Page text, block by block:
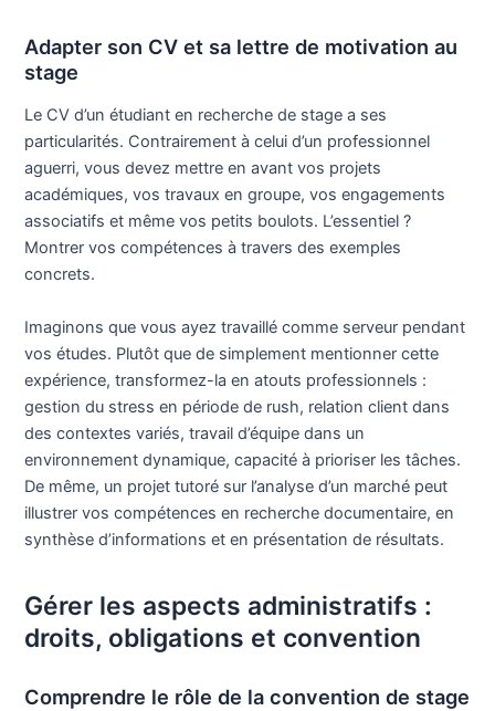
Adapter son CV et sa lettre de motivation au
stage
Le CV d’un étudiant en recherche de stage a ses
particularités. Contrairement à celui d’un professionnel
aguerri, vous devez mettre en avant vos projets
académiques, vos travaux en groupe, vos engagements
associatifs et même vos petits boulots. L’essentiel ?
Montrer vos compétences à travers des exemples
concrets.
Imaginons que vous ayez travaillé comme serveur pendant
vos études. Plutôt que de simplement mentionner cette
expérience, transformez-la en atouts professionnels :
gestion du stress en période de rush, relation client dans
des contextes variés, travail d’équipe dans un
environnement dynamique, capacité à prioriser les tâches.
De même, un projet tutoré sur l’analyse d’un marché peut
illustrer vos compétences en recherche documentaire, en
synthèse d’informations et en présentation de résultats.
Gérer les aspects administratifs :
droits, obligations et convention
Comprendre le rôle de la convention de stage